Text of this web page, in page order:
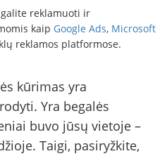
reklamuoti ir
kaip Google Ads, Microsoft
reklamos platformose.
kūrimas yra
Yra begalės
buvo jūsų vietoje –
Taigi, pasiryžkite,